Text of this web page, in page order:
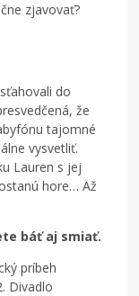
zjavovať?
do
že
tajomné
vysvetliť.
Lauren s jej
hore… Až
báť aj smiať.
príbeh
Divadlo